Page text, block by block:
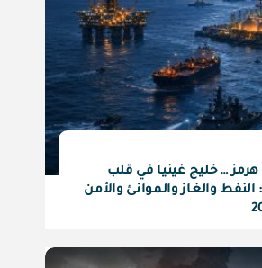
… خليج غينيا في قلب
والغاز والموانئ والأمن